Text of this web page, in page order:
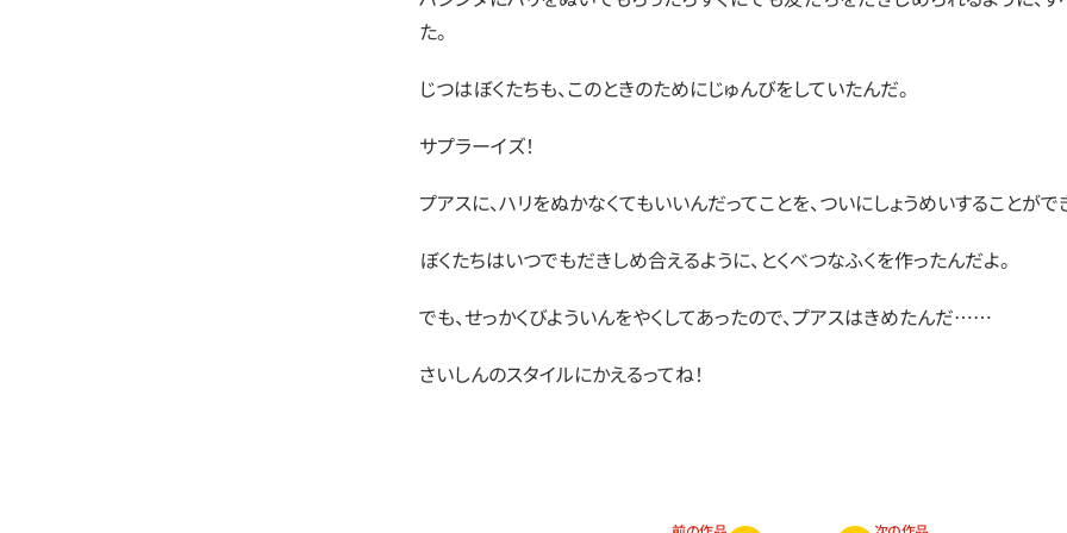
た。
じつはぼくたちも、このときのためにじゅんびをしていたんだ。
サプラーイズ！
プアスに、ハリをぬかなくてもいいんだってことを、ついにしょうめいすることがで
ぼくたちはいつでもだきしめ合えるように、とくべつなふくを作ったんだよ。
でも、せっかくびよういんをやくしてあったので、プアスはきめたんだ……
さいしんのスタイルにかえるってね！